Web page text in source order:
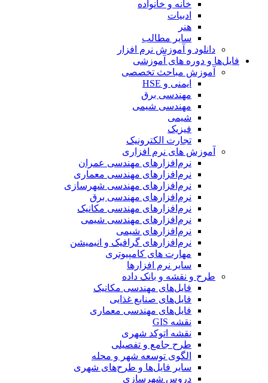
خانه و خانواده
ادبیات
هنر
سایر مطالب
دانلود و آموزش نرم افزار
فایل‌ها و دوره های آموزشی
آموزش مباحث تخصصی
ایمنی و HSE
مهندسی برق
مهندسی شیمی
شیمی
فیزیک
تجارت الکترونیک
آموزش های نرم افزاری
نرم‌افزارهای مهندسی عمران
نرم‌افزارهای مهندسی معماری
نرم‌افزارهای مهندسی شهرسازی
نرم‌افزارهای مهندسی برق
نرم‌افزارهای مهندسی مکانیک
نرم‌افزارهای مهندسی شیمی
نرم‌افزارهای شیمی
نرم‌افزارهای گرافیک و انیمیشن
مهارت های کامپیوتری
سایر نرم افزارها
طرح و نقشه و بانک داده
فایل‌های مهندسی مکانیک
فایل‌های صنایع غذایی
فایل‌های مهندسی معماری
نقشه GIS
نقشه اتوکد شهری
طرح جامع و تفصیلی
الگوی توسعه شهر و محله
سایر فایل‌ها و طرح‌های شهری
دروس شهرسازی